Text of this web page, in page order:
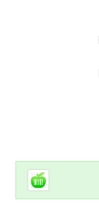
Дополнительная
Cсылки на
Foodretail.ru
— продукты